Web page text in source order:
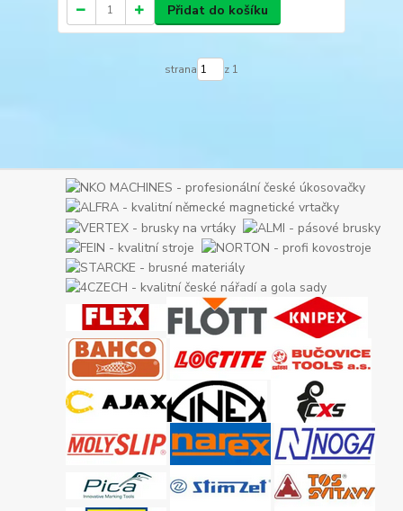
Přidat do košíku
strana z 1